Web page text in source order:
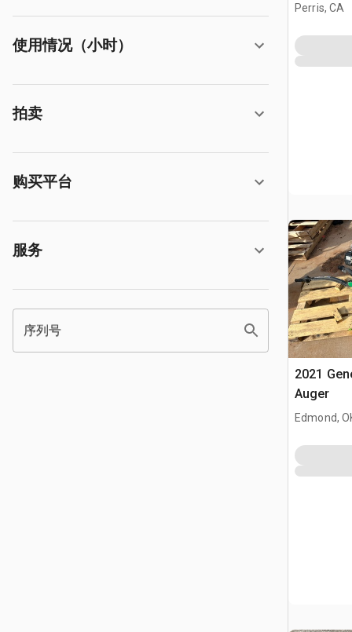
使用情况（小时）
拍卖
购买平台
服务
序列号
Perris, CA
2021
Auger
Edmond,